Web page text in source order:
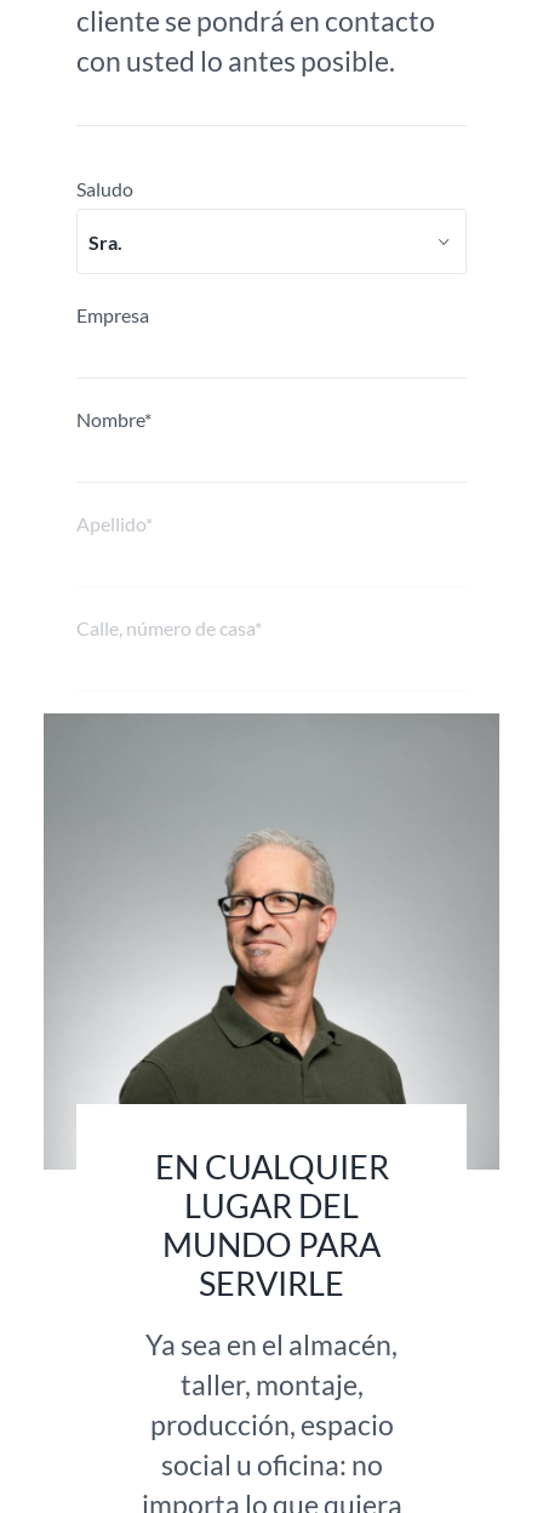
cliente se pondrá en contacto
con usted lo antes posible.
Saludo
Empresa
Nombre*
Apellido*
Calle, número de casa*
EN CUALQUIER
LUGAR DEL
MUNDO PARA
SERVIRLE
Ya sea en el almacén,
taller, montaje,
producción, espacio
social u oficina: no
importa lo que quiera